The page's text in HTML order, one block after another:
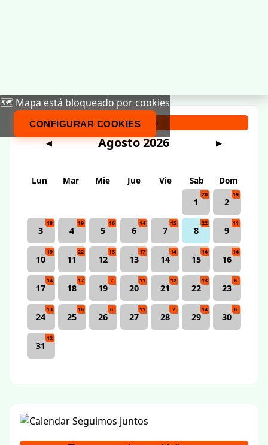
🗺️ Mapa está bloqueado por cookies
CONFIGURAR COOKIES
Calendario
◀ Agosto 2026 ▶
Lun Mar Mie Jue Vie Sab
Dom
1
20
2
19
3
18
4
19
5
16
6
14
7
15
8
22
9
11
10
19
11
22
12
13
13
17
14
14
15
14
16
14
17
14
18
17
19
7
20
11
21
12
22
13
23
6
24
13
25
16
26
6
27
11
28
7
29
14
30
6
31
12